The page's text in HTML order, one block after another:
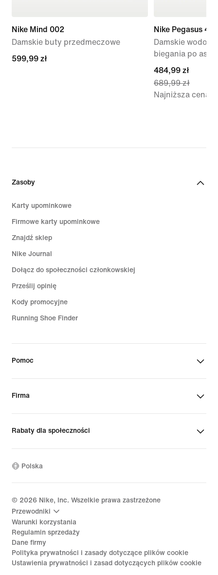
Nike Mind 002
Damskie buty przedmeczowe
599,99 zł
599,99 zł
Nike Pegasus 41
Damskie
biegania po
current
price
484,99 zł,
484,99 zł
689,99 zł
Najniższa cena
Zasoby
Karty upominkowe
Firmowe karty upominkowe
Znajdź sklep
Nike Journal
Dołącz do społeczności członkowskiej
Prześlij opinię
Kody promocyjne
Running Shoe Finder
Pomoc
Firma
Rabaty dla społeczności
Polska
© 2026 Nike, Inc. Wszelkie prawa zastrzeżone
Przewodniki
Warunki korzystania
Regulamin sprzedaży
Dane firmy
Polityka prywatności i zasady dotyczące plików cookie
Ustawienia prywatności i zasad dotyczących plików cookie